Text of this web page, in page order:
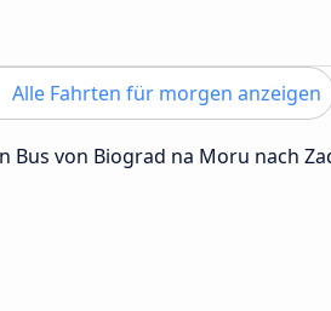
Alle Fahrten für morgen anzeigen
Bus von Biograd na Moru nach